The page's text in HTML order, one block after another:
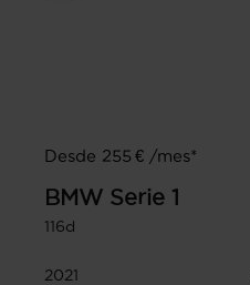
Desde 255 € /mes*
BMW Serie 1
116d
2021